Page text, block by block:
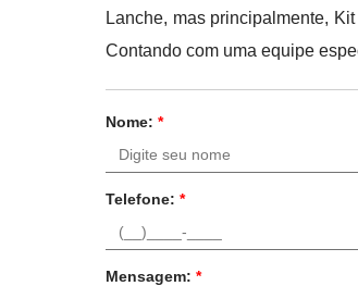
Lanche, mas principalmente,
Contando com uma equipe
Nome:*
Telefone:*
Mensagem:*